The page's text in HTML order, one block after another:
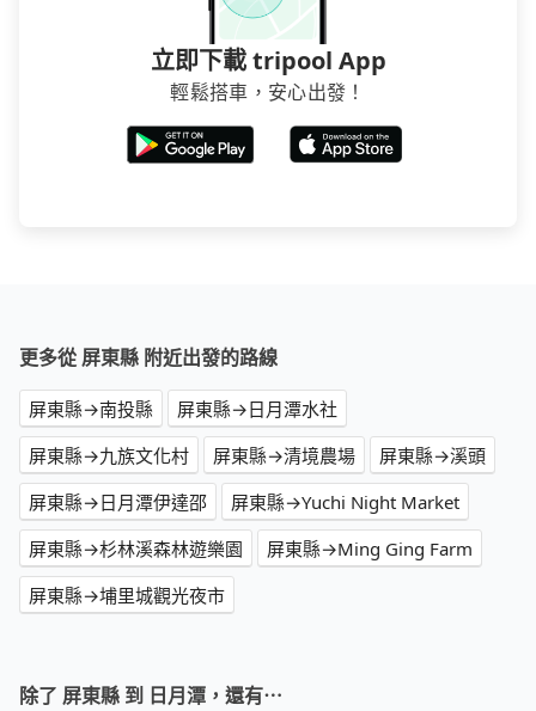
立即下載 tripool App
輕鬆搭車，安心出發！
更多從 屏東縣 附近出發的路線
屏東縣→南投縣
屏東縣→日月潭水社
屏東縣→九族文化村
屏東縣→清境農場
屏東縣→溪頭
屏東縣→日月潭伊達邵
屏東縣→Yuchi Night Market
屏東縣→杉林溪森林遊樂園
屏東縣→Ming Ging Farm
屏東縣→埔里城觀光夜市
除了 屏東縣 到 日月潭，還有⋯